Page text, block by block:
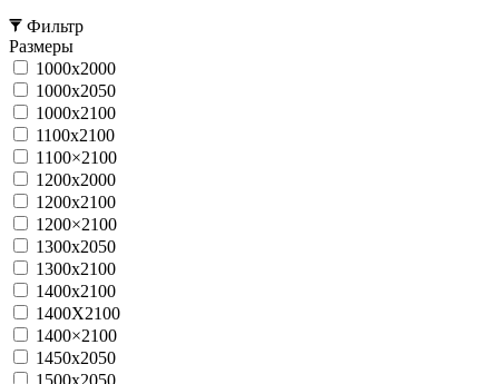
Фильтр
Размеры
1000x2000
1000x2050
1000x2100
1100x2100
1100×2100
1200x2000
1200x2100
1200×2100
1300x2050
1300x2100
1400x2100
1400X2100
1400×2100
1450x2050